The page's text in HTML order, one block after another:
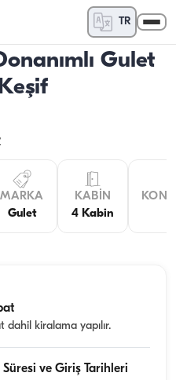
TR
Gulet
MARKA
Gulet
KABIN
4 Kabin
kiralama yapılır.
ve Giriş Tarihleri